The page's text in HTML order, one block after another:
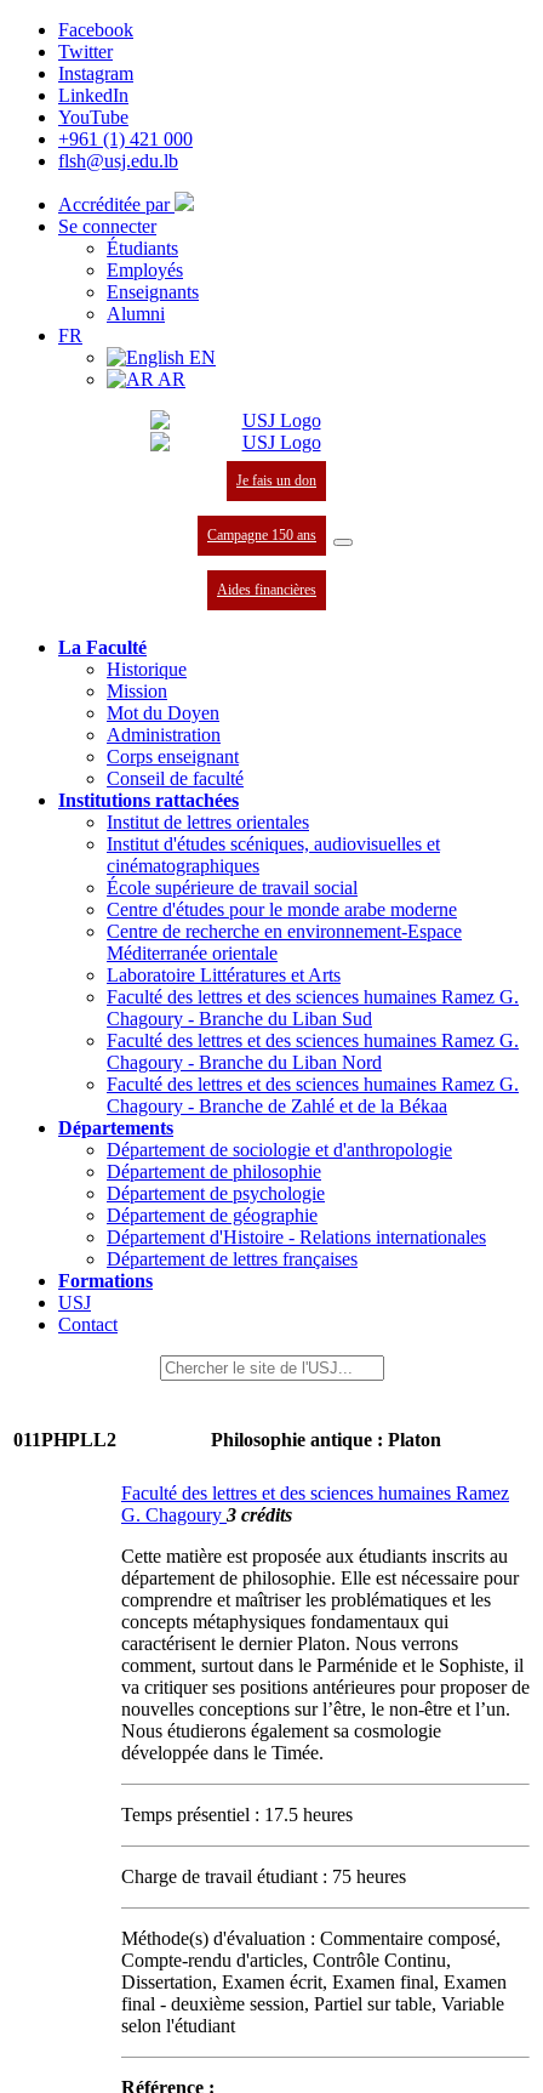
Facebook
Twitter
Instagram
LinkedIn
YouTube
+961 (1) 421 000
flsh@usj.edu.lb
Accréditée par
Se connecter
Étudiants
Employés
Enseignants
Alumni
FR
EN
AR
Je fais un don
Campagne 150 ans
Aides financières
La Faculté
Historique
Mission
Mot du Doyen
Administration
Corps enseignant
Conseil de faculté
Institutions rattachées
Institut de lettres orientales
Institut d'études scéniques, audiovisuelles et
cinématographiques
École supérieure de travail social
Centre d'études pour le monde arabe moderne
Centre de recherche en environnement-Espace
Méditerranée orientale
Laboratoire Littératures et Arts
Faculté des lettres et des sciences humaines Ramez G.
Chagoury - Branche du Liban Sud
Faculté des lettres et des sciences humaines Ramez G.
Chagoury - Branche du Liban Nord
Faculté des lettres et des sciences humaines Ramez G.
Chagoury - Branche de Zahlé et de la Békaa
Départements
Département de sociologie et d'anthropologie
Département de philosophie
Département de psychologie
Département de géographie
Département d'Histoire - Relations internationales
Département de lettres françaises
Formations
USJ
Contact
011PHPLL2 Philosophie antique : Platon
Faculté des lettres et des sciences humaines Ramez
G. Chagoury 3 crédits
Cette matière est proposée aux étudiants inscrits au
département de philosophie. Elle est nécessaire pour
comprendre et maîtriser les problématiques et les
concepts métaphysiques fondamentaux qui
caractérisent le dernier Platon. Nous verrons
comment, surtout dans le Parménide et le Sophiste, il
va critiquer ses positions antérieures pour proposer de
nouvelles conceptions sur l’être, le non-être et l’un.
Nous étudierons également sa cosmologie
développée dans le Timée.
Temps présentiel : 17.5 heures
Charge de travail étudiant : 75 heures
Méthode(s) d'évaluation : Commentaire composé,
Compte-rendu d'articles, Contrôle Continu,
Dissertation, Examen écrit, Examen final, Examen
final - deuxième session, Partiel sur table, Variable
selon l'étudiant
Référence :